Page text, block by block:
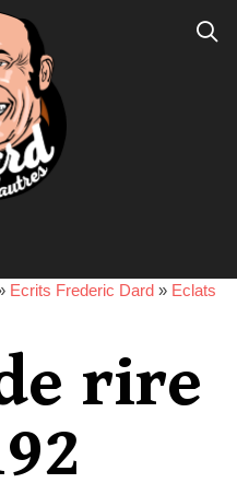
Ecrits Frederic Dard » Eclats
rire